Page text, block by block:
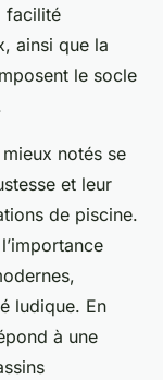
facilité
ainsi que la
le socle
notés se
et leur
de piscine.
ludique. En
à une